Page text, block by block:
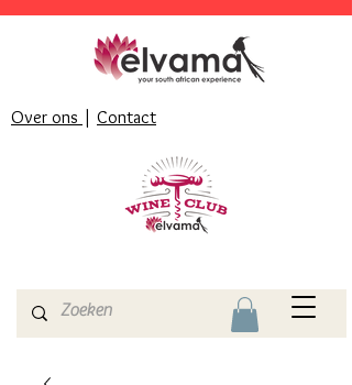
Over ons | Contact